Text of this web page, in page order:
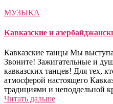
МУЗЫКА
Кавказские и
Кавказские танцы Мы
Звоните! Зажигательные и
кавказских танцев! Для тех,
атмосферой настоящего
традициями и неподдельной
Читать дальше